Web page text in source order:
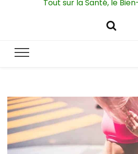
Tout sur la Santé, le